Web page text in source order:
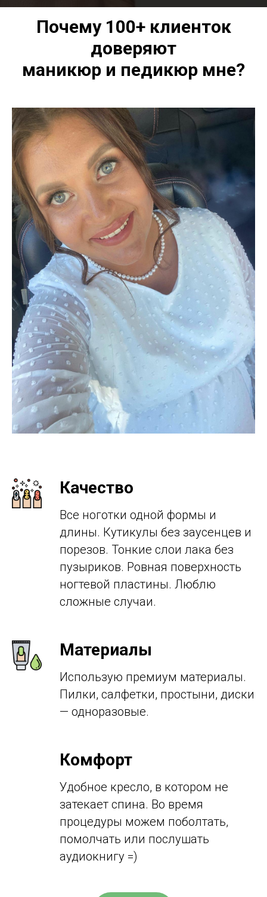
Почему 100+ клиенток
доверяют
маникюр и педикюр мне?
Качество
Все ноготки одной формы и
длины. Кутикулы без заусенцев и
порезов. Тонкие слои лака без
пузыриков. Ровная поверхность
ногтевой пластины. Люблю
сложные случаи.
Материалы
Использую премиум материалы.
Пилки, салфетки, простыни, диски
— одноразовые.
Комфорт
Удобное кресло, в котором не
затекает спина. Во время
процедуры можем поболтать,
помолчать или послушать
аудиокнигу =)